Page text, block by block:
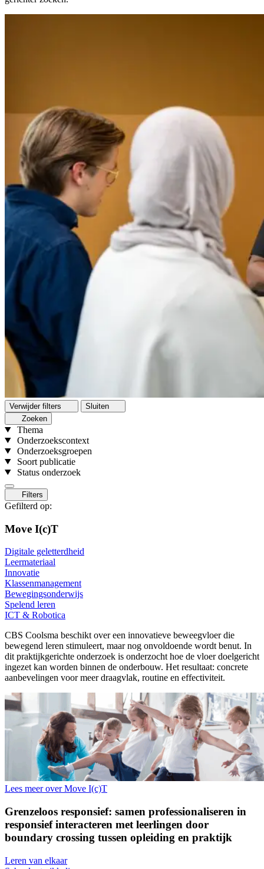
Verwijder filters
Sluiten
Zoeken
Thema
Onderzoekscontext
Onderzoeksgroepen
Soort publicatie
Status onderzoek
Filters
Gefilterd op:
Move I(c)T
Digitale geletterdheid
Leermateriaal
Innovatie
Klassenmanagement
Bewegingsonderwijs
Spelend leren
ICT & Robotica
CBS Coolsma beschikt over een innovatieve beweegvloer die
bewegend leren stimuleert, maar nog onvoldoende wordt benut. In
dit praktijkgerichte onderzoek is onderzocht hoe de vloer doelgericht
ingezet kan worden binnen de onderbouw. Het resultaat: concrete
aanbevelingen voor meer draagvlak, routine en effectiviteit.
Lees meer over Move I(c)T
Grenzeloos responsief: samen professionaliseren in
responsief interacteren met leerlingen door
boundary crossing tussen opleiding en praktijk
Leren van elkaar